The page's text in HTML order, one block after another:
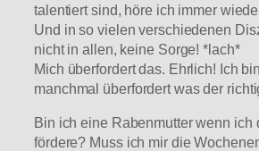
talentiert sind, höre ich immer
Und in so vielen verschiedenen
nicht in allen, keine Sorge! *lach*
Mich überfordert das. Ehrlich! Ich
manchmal überfordert was der
Bin ich eine Rabenmutter wenn ich
fördere? Muss ich mir die